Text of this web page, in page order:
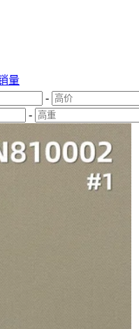
量
-
-